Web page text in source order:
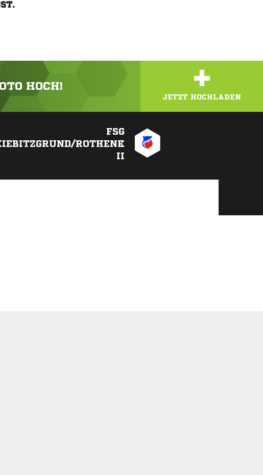
HOCH! +
JETZT HOCHLADEN
FSG
ROTHENK
II